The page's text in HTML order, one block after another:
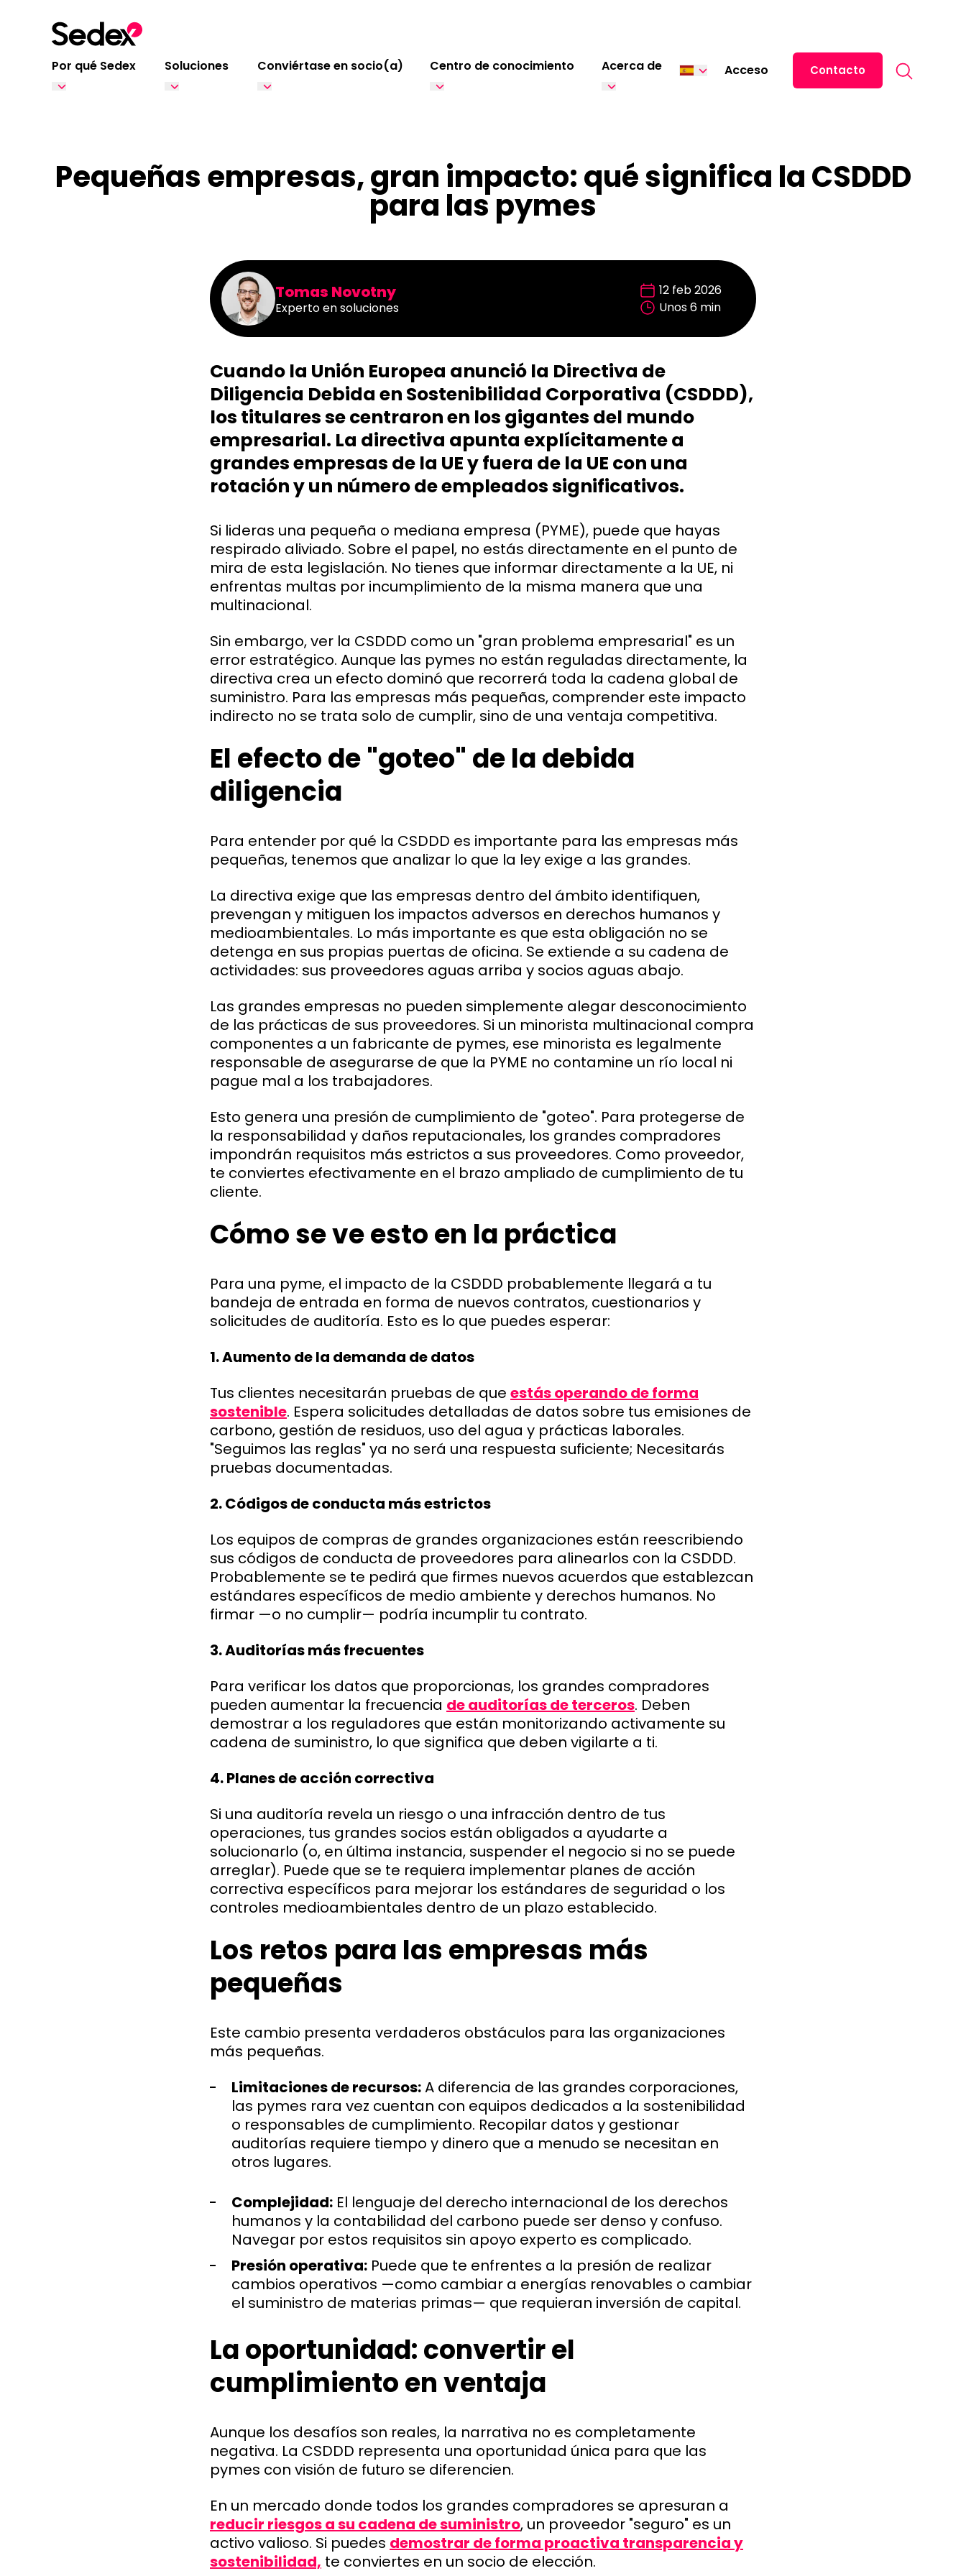
Por qué Sedex
Soluciones Conviértase en socio(a) Centro de conocimiento Acerca de Acceso
Français
Contacto
Pequeñas empresas, gran impacto: qué significa la CSDDD
para las pymes
Tomas Novotny
Experto en soluciones
12 feb 2026
Unos 6 min
Cuando la Unión Europea anunció la Directiva de
Diligencia Debida en Sostenibilidad Corporativa (CSDDD),
los titulares se centraron en los gigantes del mundo
empresarial. La directiva apunta explícitamente a
grandes empresas de la UE y fuera de la UE con una
rotación y un número de empleados significativos.
Si lideras una pequeña o mediana empresa (PYME), puede que hayas
respirado aliviado. Sobre el papel, no estás directamente en el punto de
mira de esta legislación. No tienes que informar directamente a la UE, ni
enfrentas multas por incumplimiento de la misma manera que una
multinacional.
Sin embargo, ver la CSDDD como un "gran problema empresarial" es un
error estratégico. Aunque las pymes no están reguladas directamente, la
directiva crea un efecto dominó que recorrerá toda la cadena global de
suministro. Para las empresas más pequeñas, comprender este impacto
indirecto no se trata solo de cumplir, sino de una ventaja competitiva.
El efecto de "goteo" de la debida
diligencia
Para entender por qué la CSDDD es importante para las empresas más
pequeñas, tenemos que analizar lo que la ley exige a las grandes.
La directiva exige que las empresas dentro del ámbito identifiquen,
prevengan y mitiguen los impactos adversos en derechos humanos y
medioambientales. Lo más importante es que esta obligación no se
detenga en sus propias puertas de oficina. Se extiende a su cadena de
actividades: sus proveedores aguas arriba y socios aguas abajo.
Las grandes empresas no pueden simplemente alegar desconocimiento
de las prácticas de sus proveedores. Si un minorista multinacional compra
componentes a un fabricante de pymes, ese minorista es legalmente
responsable de asegurarse de que la PYME no contamine un río local ni
pague mal a los trabajadores.
Esto genera una presión de cumplimiento de "goteo". Para protegerse de
la responsabilidad y daños reputacionales, los grandes compradores
impondrán requisitos más estrictos a sus proveedores. Como proveedor,
te conviertes efectivamente en el brazo ampliado de cumplimiento de tu
cliente.
Cómo se ve esto en la práctica
Para una pyme, el impacto de la CSDDD probablemente llegará a tu
bandeja de entrada en forma de nuevos contratos, cuestionarios y
solicitudes de auditoría. Esto es lo que puedes esperar:
1. Aumento de la demanda de datos
Tus clientes necesitarán pruebas de que estás operando de forma
sostenible. Espera solicitudes detalladas de datos sobre tus emisiones de
carbono, gestión de residuos, uso del agua y prácticas laborales.
"Seguimos las reglas" ya no será una respuesta suficiente; Necesitarás
pruebas documentadas.
2. Códigos de conducta más estrictos
Los equipos de compras de grandes organizaciones están reescribiendo
sus códigos de conducta de proveedores para alinearlos con la CSDDD.
Probablemente se te pedirá que firmes nuevos acuerdos que establezcan
estándares específicos de medio ambiente y derechos humanos. No
firmar —o no cumplir— podría incumplir tu contrato.
3. Auditorías más frecuentes
Para verificar los datos que proporcionas, los grandes compradores
pueden aumentar la frecuencia de auditorías de terceros. Deben
demostrar a los reguladores que están monitorizando activamente su
cadena de suministro, lo que significa que deben vigilarte a ti.
4. Planes de acción correctiva
Si una auditoría revela un riesgo o una infracción dentro de tus
operaciones, tus grandes socios están obligados a ayudarte a
solucionarlo (o, en última instancia, suspender el negocio si no se puede
arreglar). Puede que se te requiera implementar planes de acción
correctiva específicos para mejorar los estándares de seguridad o los
controles medioambientales dentro de un plazo establecido.
Los retos para las empresas más
pequeñas
Este cambio presenta verdaderos obstáculos para las organizaciones
más pequeñas.
Limitaciones de recursos:A diferencia de las grandes corporaciones,
las pymes rara vez cuentan con equipos dedicados a la sostenibilidad
o responsables de cumplimiento. Recopilar datos y gestionar
auditorías requiere tiempo y dinero que a menudo se necesitan en
otros lugares.
Complejidad: El lenguaje del derecho internacional de los derechos
humanos y la contabilidad del carbono puede ser denso y confuso.
Navegar por estos requisitos sin apoyo experto es complicado.
Presión operativa: Puede que te enfrentes a la presión de realizar
cambios operativos —como cambiar a energías renovables o cambiar
el suministro de materias primas— que requieran inversión de capital.
La oportunidad: convertir el
cumplimiento en ventaja
Aunque los desafíos son reales, la narrativa no es completamente
negativa. La CSDDD representa una oportunidad única para que las
pymes con visión de futuro se diferencien.
En un mercado donde todos los grandes compradores se apresuran a
reducir riesgos a su cadena de suministro, un proveedor "seguro" es un
activo valioso. Si puedes demostrar de forma proactiva transparencia y
sostenibilidad, te conviertes en un socio de elección.